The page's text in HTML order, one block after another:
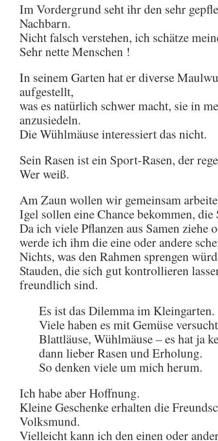
Im Vordergrund seht ihr den sehr
Nachbarn.
Nicht falsch verstehen, ich schätze
Sehr nette Menschen !
In seinem Garten hat er diverse
aufgestellt,
was es natürlich schwer macht, sie in
anzusiedeln.
Die Wühlmäuse interessiert das nicht.
Sein Rasen ist ein Sport-Rasen, der
Wer weiß.
Am Zaun wollen wir gemeinsam
Igel sollen eine Chance bekommen, die
Da ich viele Pflanzen aus Samen ziehe
werde ich ihm die eine oder andere
Nichts, was den Rahmen sprengen
Stauden, die sich gut kontrollieren
freundlich sind.
Es ist das Dilemma im Kleingarten.
Viele haben es mit Gemüse
Blattläuse, Wühlmäuse – es hat ja
dann lieber Rasen und Erholung.
So denken viele um mich herum.
Ich habe aber Hoffnung.
Kleine Geschenke erhalten die
Volksmund.
Vielleicht kann ich den einen oder